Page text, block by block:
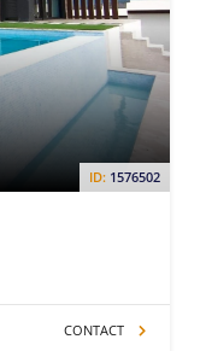
ID: 1576502
CONTACT